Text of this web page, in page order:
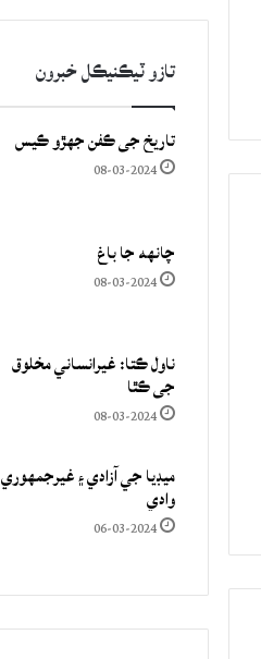
تازو ٽيڪنيڪل خبرون
تاريخ جي ڪفن جھڙو ڪيس
08-03-2024
چانهه جا باغ
08-03-2024
ناول ڪتا: غيرانساني مخلوق
جي ڪٿا
08-03-2024
ميڊيا جي آزادي ۽ غيرجمھوري
وادي
06-03-2024